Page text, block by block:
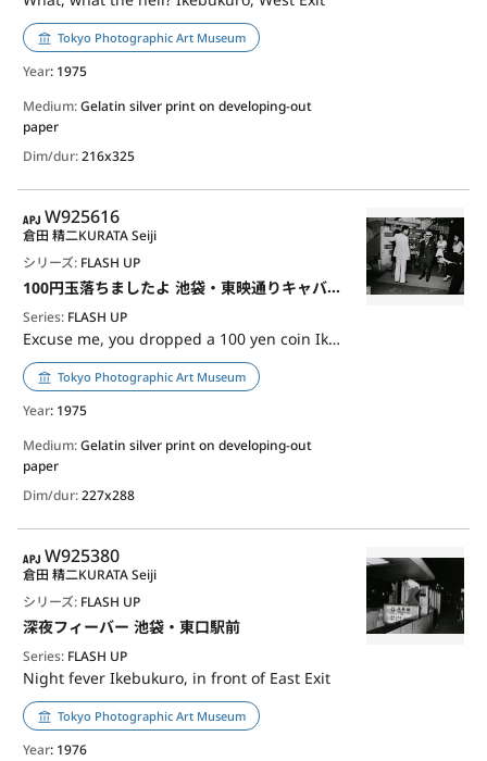
Tokyo Photographic Art Museum
Year: 1975
Medium:Gelatin silver print on developing-out
paper
Dim/dur:216x325
APJ
W925616
100円玉落ちましたよ 池袋・東映通りキャバレー前
シリーズ: FLASH UP
Excuse me, you dropped a 100 yen coin Ikebukuro
Series: FLASH UP
倉田 精二KURATA Seiji
Tokyo Photographic Art Museum
Year: 1975
Medium:Gelatin silver print on developing-out
paper
Dim/dur:227x288
APJ
W925380
深夜フィーバー 池袋・東口駅前
シリーズ: FLASH UP
Night fever Ikebukuro, in front of East Exit
Series: FLASH UP
倉田 精二KURATA Seiji
Tokyo Photographic Art Museum
Year: 1976